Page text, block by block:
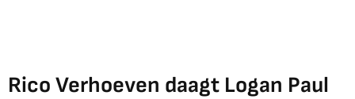
Rico Verhoeven daagt Logan Paul